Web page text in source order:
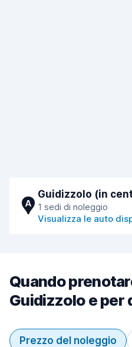
A
Guidizzolo (in
1 sedi di noleggio
Visualizza le auto
Quando
Guidizzolo e per
Prezzo del noleggio